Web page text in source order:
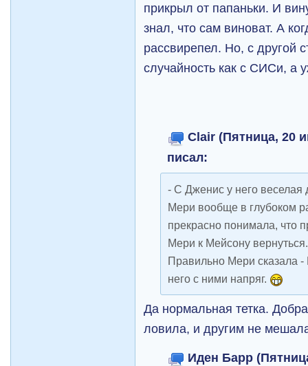
прикрыл от папаньки. И
знал, что сам виноват. А
рассвирепел. Но, с другой
случайность как с СИСи, а
Clair (Пятница, 20
писал:
- С Дженис у него веселая
Мери вообще в глубоком
прекрасно понимала, что
Мери к Мейсону
Правильно Мери сказала
него с ними напряг.
Да нормальная тетка.
ловила, и другим не
Иден Барр